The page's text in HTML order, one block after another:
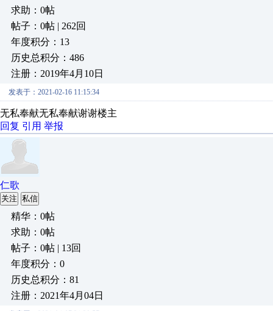
求助：0帖
帖子：0帖 | 262回
年度积分：13
历史总积分：486
注册：2019年4月10日
发表于：2021-02-16 11:15:34
无私奉献无私奉献谢谢楼主
回复 引用 举报
仁歌
关注 私信
精华：0帖
求助：0帖
帖子：0帖 | 13回
年度积分：0
历史总积分：81
注册：2021年4月04日